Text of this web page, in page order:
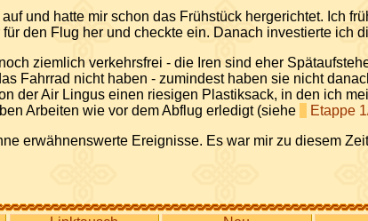
und hatte mir schon das Frühstück hergerichtet. Ich
den Flug her und checkte ein. Danach investierte ich
ziemlich verkehrsfrei - die Iren sind eher
Fahrrad nicht haben - zumindest haben sie nicht
der Air Lingus einen riesigen Plastiksack, in den ich
Arbeiten wie vor dem Abflug erledigt (siehe
Etappe
erwähnenswerte Ereignisse. Es war mir zu diesem